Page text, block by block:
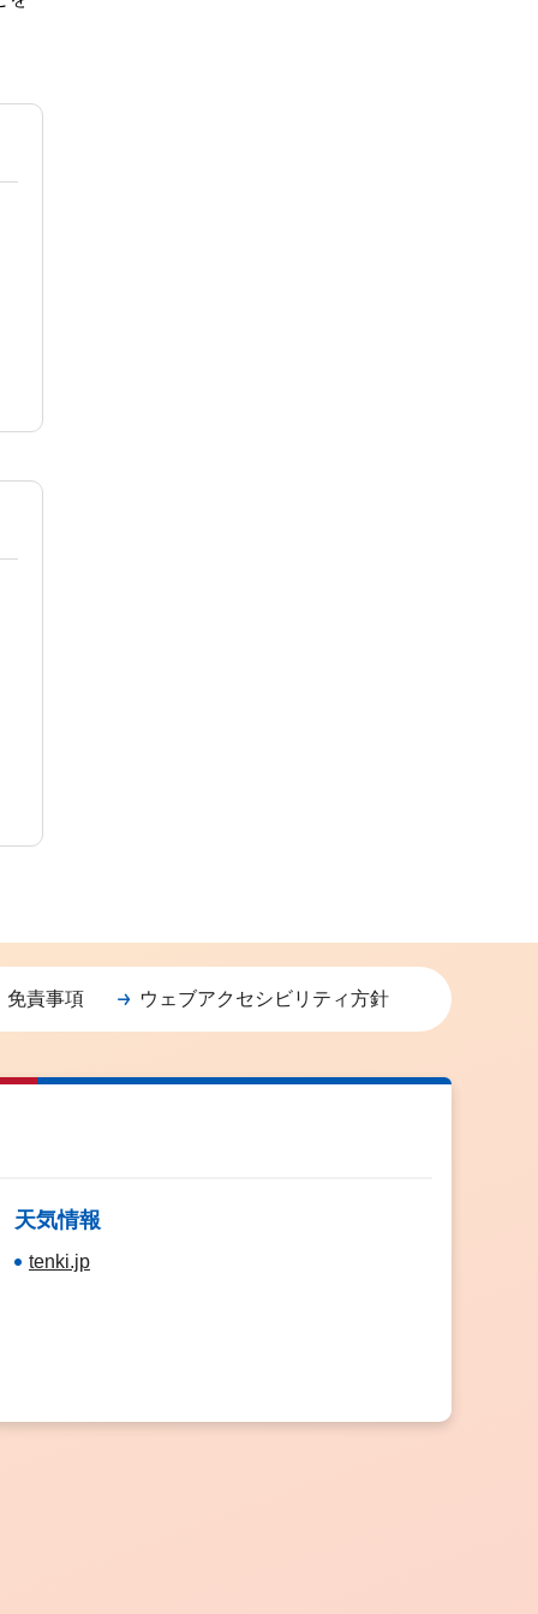
免責事項 ウェブアクセシビリティ方針
天気情報
tenki.jp